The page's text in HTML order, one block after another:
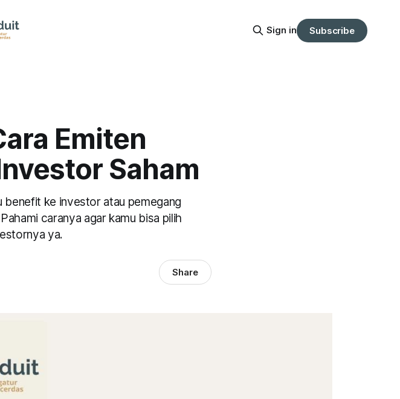
Sign in Subscribe
Emiten
Saham
benefit ke investor atau pemegang
caranya agar kamu bisa pilih
ya.
Share